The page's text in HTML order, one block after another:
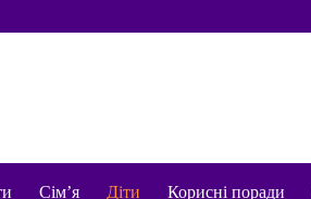
Сім’я Діти Корисні поради